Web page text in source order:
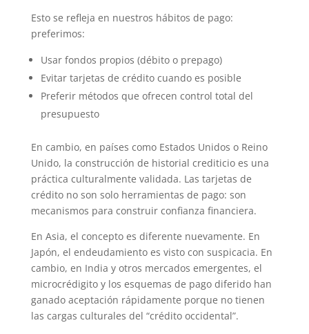
Esto se refleja en nuestros hábitos de pago:
preferimos:
Usar fondos propios (débito o prepago)
Evitar tarjetas de crédito cuando es posible
Preferir métodos que ofrecen control total del
presupuesto
En cambio, en países como Estados Unidos o Reino
Unido, la construcción de historial crediticio es una
práctica culturalmente validada. Las tarjetas de
crédito no son solo herramientas de pago: son
mecanismos para construir confianza financiera.
En Asia, el concepto es diferente nuevamente. En
Japón, el endeudamiento es visto con suspicacia. En
cambio, en India y otros mercados emergentes, el
microcrédigito y los esquemas de pago diferido han
ganado aceptación rápidamente porque no tienen
las cargas culturales del “crédito occidental”.